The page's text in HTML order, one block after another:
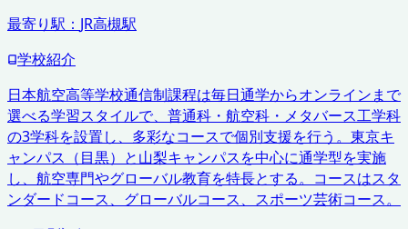
最寄り駅： JR高槻駅
学校紹介
日本航空高等学校通信制課程は毎日通学からオンラインまで
選べる学習スタイルで、普通科・航空科・メタバース工学科
の3学科を設置し、多彩なコースで個別支援を行う。東京キ
ャンパス（目黒）と山梨キャンパスを中心に通学型を実施
し、航空専門やグローバル教育を特長とする。コースはスタ
ンダードコース、グローバルコース、スポーツ芸術コース。